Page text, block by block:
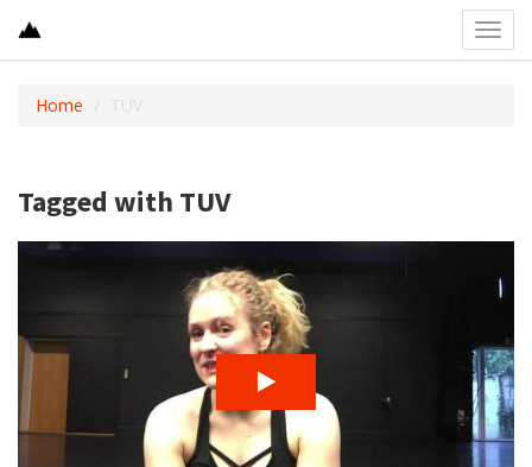
Home TUV
Tagged with TUV